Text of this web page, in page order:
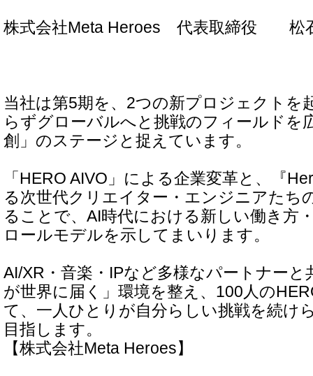
株式会社Meta Heroes 代表取締役 松
当社は第5期を、2つの新プロジェクトを
らずグローバルへと挑戦のフィールドを
創」のステージと捉えています。
「HERO AIVO」による企業変革と、『
る次世代クリエイター・エンジニアたち
ることで、AI時代における新しい働き方
ロールモデルを示してまいります。
AI/XR・音楽・IPなど多様なパートナーと
が世界に届く」環境を整え、100人の
て、一人ひとりが自分らしい挑戦を続け
目指します。
【株式会社Meta Heroes】